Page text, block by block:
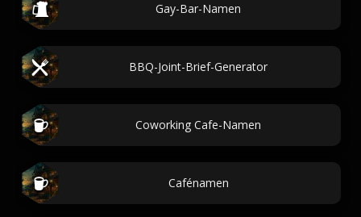
Gay-Bar-Namen
BBQ-Joint-Brief-Generator
Coworking Cafe-Namen
Cafénamen